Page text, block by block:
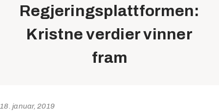
Regjeringsplattformen:
Kristne verdier vinner
fram
18. januar, 2019